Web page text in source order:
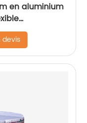
en aluminium
de
devis